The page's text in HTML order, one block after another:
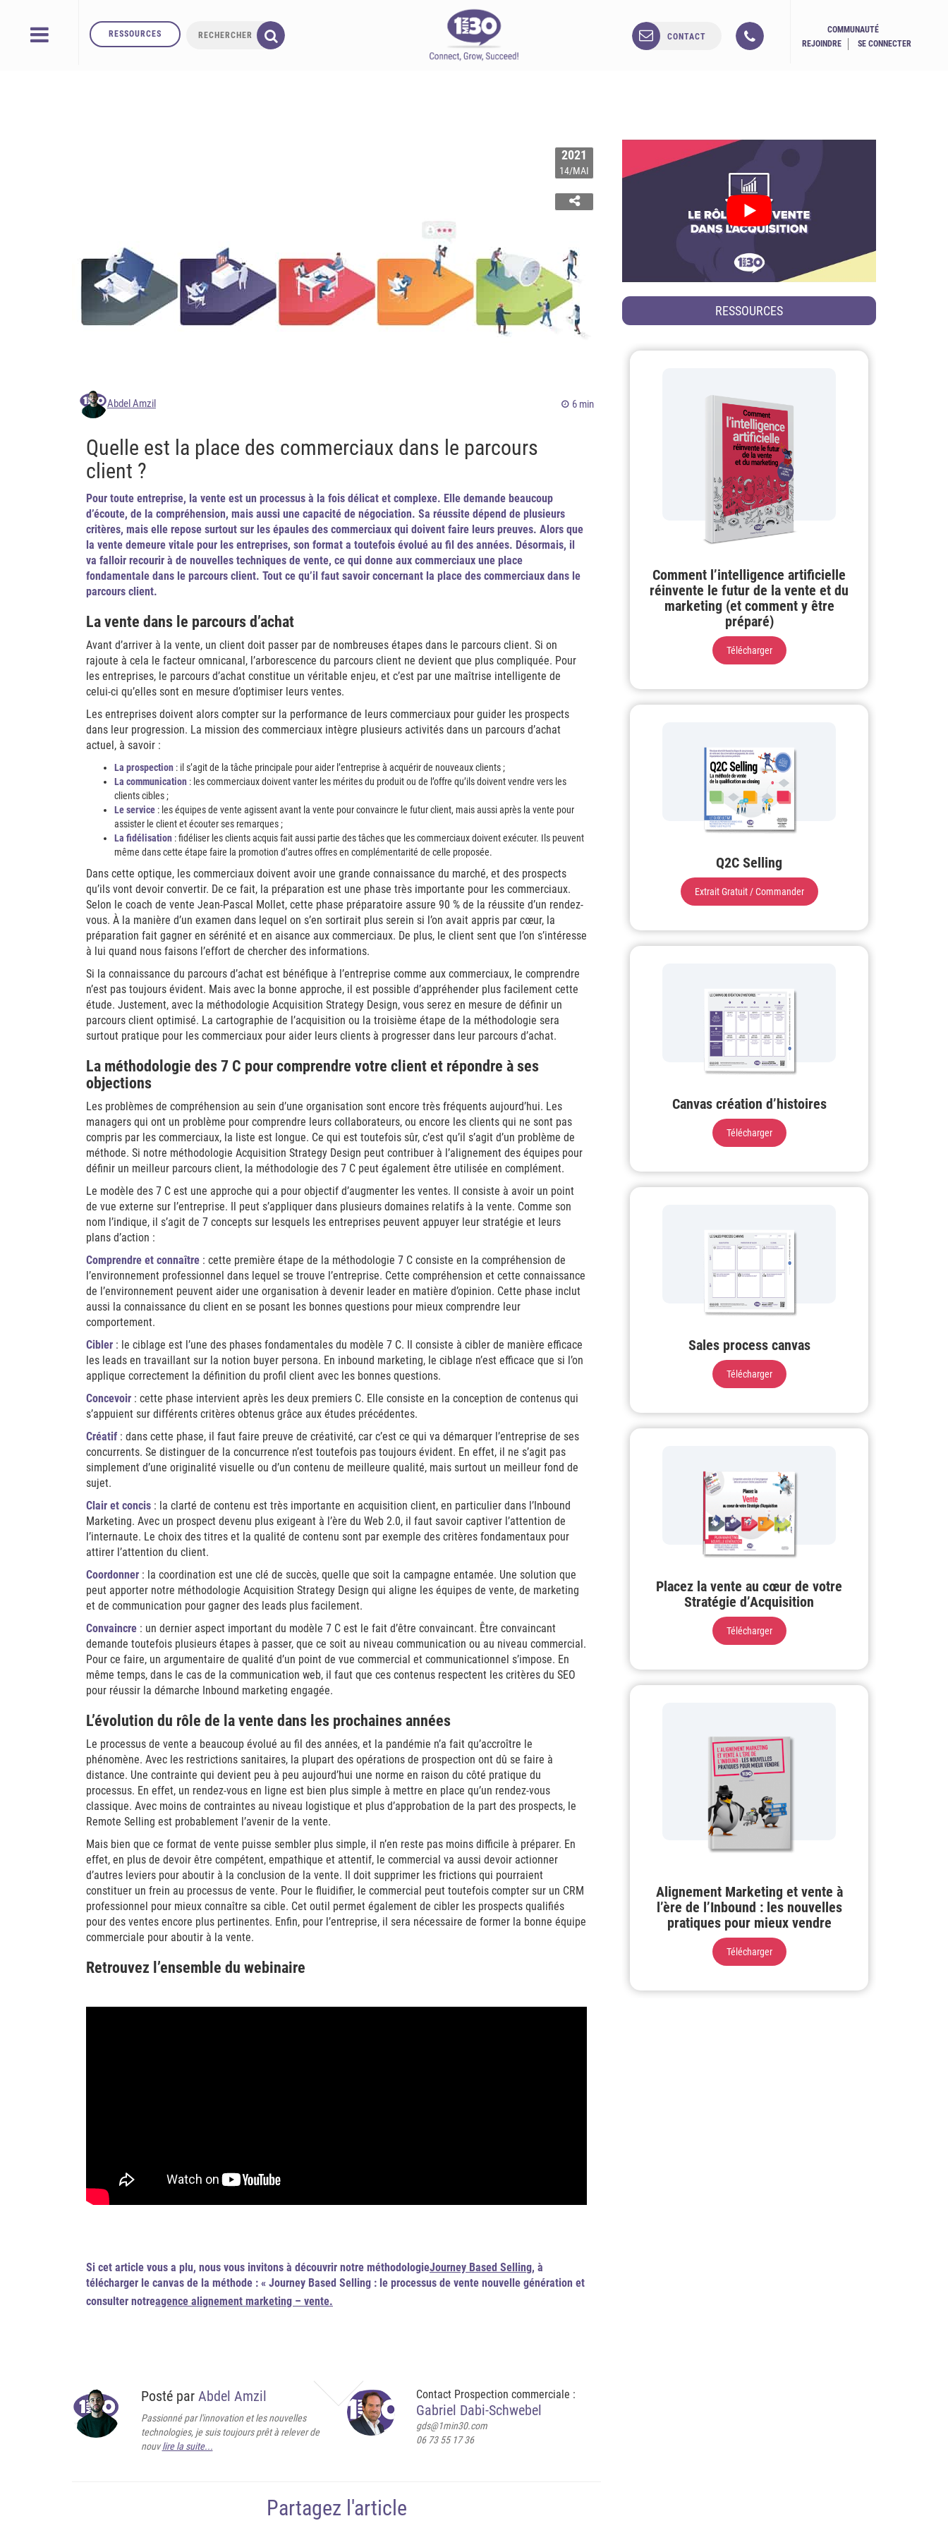
RESSOURCES CONTACT
COMMUNAUTÉ
REJOINDRE
SE CONNECTER
2021
14/MAI
Abdel Amzil 6 min
Quelle est la place des commerciaux dans le parcours
client ?
Pour toute entreprise, la vente est un processus à la fois délicat et complexe. Elle demande beaucoup
d’écoute, de la compréhension, mais aussi une capacité de négociation. Sa réussite dépend de plusieurs
critères, mais elle repose surtout sur les épaules des commerciaux qui doivent faire leurs preuves. Alors que
la vente demeure vitale pour les entreprises, son format a toutefois évolué au fil des années. Désormais, il
va falloir recourir à de nouvelles techniques de vente, ce qui donne aux commerciaux une place
fondamentale dans le parcours client. Tout ce qu’il faut savoir concernant la place des commerciaux dans le
parcours client.
La vente dans le parcours d’achat
Avant d’arriver à la vente, un client doit passer par de nombreuses étapes dans le parcours client. Si on
rajoute à cela le facteur omnicanal, l’arborescence du parcours client ne devient que plus compliquée. Pour
les entreprises, le parcours d’achat constitue un véritable enjeu, et c’est par une maîtrise intelligente de
celui-ci qu’elles sont en mesure d’optimiser leurs ventes.
Les entreprises doivent alors compter sur la performance de leurs commerciaux pour guider les prospects
dans leur progression. La mission des commerciaux intègre plusieurs activités dans un parcours d’achat
actuel, à savoir :
La prospection : il s’agit de la tâche principale pour aider l’entreprise à acquérir de nouveaux clients ;
La communication : les commerciaux doivent vanter les mérites du produit ou de l’offre qu’ils doivent vendre vers les
clients cibles ;
Le service : les équipes de vente agissent avant la vente pour convaincre le futur client, mais aussi après la vente pour
assister le client et écouter ses remarques ;
La fidélisation : fidéliser les clients acquis fait aussi partie des tâches que les commerciaux doivent exécuter. Ils peuvent
même dans cette étape faire la promotion d’autres offres en complémentarité de celle proposée.
Dans cette optique, les commerciaux doivent avoir une grande connaissance du marché, et des prospects
qu’ils vont devoir convertir. De ce fait, la préparation est une phase très importante pour les commerciaux.
Selon le coach de vente Jean-Pascal Mollet, cette phase préparatoire assure 90 % de la réussite d’un rendez-
vous. À la manière d’un examen dans lequel on s’en sortirait plus serein si l’on avait appris par cœur, la
préparation fait gagner en sérénité et en aisance aux commerciaux. De plus, le client sent que l’on s’intéresse
à lui quand nous faisons l’effort de chercher des informations.
Si la connaissance du parcours d’achat est bénéfique à l’entreprise comme aux commerciaux, le comprendre
n’est pas toujours évident. Mais avec la bonne approche, il est possible d’appréhender plus facilement cette
étude. Justement, avec la méthodologie Acquisition Strategy Design, vous serez en mesure de définir un
parcours client optimisé. La cartographie de l’acquisition ou la troisième étape de la méthodologie sera
surtout pratique pour les commerciaux pour aider leurs clients à progresser dans leur parcours d’achat.
La méthodologie des 7 C pour comprendre votre client et répondre à ses
objections
Les problèmes de compréhension au sein d’une organisation sont encore très fréquents aujourd’hui. Les
managers qui ont un problème pour comprendre leurs collaborateurs, ou encore les clients qui ne sont pas
compris par les commerciaux, la liste est longue. Ce qui est toutefois sûr, c’est qu’il s’agit d’un problème de
méthode. Si notre méthodologie Acquisition Strategy Design peut contribuer à l’alignement des équipes pour
définir un meilleur parcours client, la méthodologie des 7 C peut également être utilisée en complément.
Le modèle des 7 C est une approche qui a pour objectif d’augmenter les ventes. Il consiste à avoir un point
de vue externe sur l’entreprise. Il peut s’appliquer dans plusieurs domaines relatifs à la vente. Comme son
nom l’indique, il s’agit de 7 concepts sur lesquels les entreprises peuvent appuyer leur stratégie et leurs
plans d’action :
Comprendre et connaître : cette première étape de la méthodologie 7 C consiste en la compréhension de
l’environnement professionnel dans lequel se trouve l’entreprise. Cette compréhension et cette connaissance
de l’environnement peuvent aider une organisation à devenir leader en matière d’opinion. Cette phase inclut
aussi la connaissance du client en se posant les bonnes questions pour mieux comprendre leur
comportement.
Cibler : le ciblage est l’une des phases fondamentales du modèle 7 C. Il consiste à cibler de manière efficace
les leads en travaillant sur la notion buyer persona. En inbound marketing, le ciblage n’est efficace que si l’on
applique correctement la définition du profil client avec les bonnes questions.
Concevoir : cette phase intervient après les deux premiers C. Elle consiste en la conception de contenus qui
s’appuient sur différents critères obtenus grâce aux études précédentes.
Créatif : dans cette phase, il faut faire preuve de créativité, car c’est ce qui va démarquer l’entreprise de ses
concurrents. Se distinguer de la concurrence n’est toutefois pas toujours évident. En effet, il ne s’agit pas
simplement d’une originalité visuelle ou d’un contenu de meilleure qualité, mais surtout un meilleur fond de
sujet.
Clair et concis : la clarté de contenu est très importante en acquisition client, en particulier dans l’Inbound
Marketing. Avec un prospect devenu plus exigeant à l’ère du Web 2.0, il faut savoir captiver l’attention de
l’internaute. Le choix des titres et la qualité de contenu sont par exemple des critères fondamentaux pour
attirer l’attention du client.
Coordonner : la coordination est une clé de succès, quelle que soit la campagne entamée. Une solution que
peut apporter notre méthodologie Acquisition Strategy Design qui aligne les équipes de vente, de marketing
et de communication pour gagner des leads plus facilement.
Convaincre : un dernier aspect important du modèle 7 C est le fait d’être convaincant. Être convaincant
demande toutefois plusieurs étapes à passer, que ce soit au niveau communication ou au niveau commercial.
Pour ce faire, un argumentaire de qualité d’un point de vue commercial et communicationnel s’impose. En
même temps, dans le cas de la communication web, il faut que ces contenus respectent les critères du SEO
pour réussir la démarche Inbound marketing engagée.
L’évolution du rôle de la vente dans les prochaines années
Le processus de vente a beaucoup évolué au fil des années, et la pandémie n’a fait qu’accroître le
phénomène. Avec les restrictions sanitaires, la plupart des opérations de prospection ont dû se faire à
distance. Une contrainte qui devient peu à peu aujourd’hui une norme en raison du côté pratique du
processus. En effet, un rendez-vous en ligne est bien plus simple à mettre en place qu’un rendez-vous
classique. Avec moins de contraintes au niveau logistique et plus d’approbation de la part des prospects, le
Remote Selling est probablement l’avenir de la vente.
Mais bien que ce format de vente puisse sembler plus simple, il n’en reste pas moins difficile à préparer. En
effet, en plus de devoir être compétent, empathique et attentif, le commercial va aussi devoir actionner
d’autres leviers pour aboutir à la conclusion de la vente. Il doit supprimer les frictions qui pourraient
constituer un frein au processus de vente. Pour le fluidifier, le commercial peut toutefois compter sur un CRM
professionnel pour mieux connaître sa cible. Cet outil permet également de cibler les prospects qualifiés
pour des ventes encore plus pertinentes. Enfin, pour l’entreprise, il sera nécessaire de former la bonne équipe
commerciale pour aboutir à la vente.
Retrouvez l’ensemble du webinaire
Si cet article vous a plu, nous vous invitons à découvrir notre méthodologieJourney Based Selling, à
télécharger le canvas de la méthode : « Journey Based Selling : le processus de vente nouvelle génération et
consulter notreagence alignement marketing – vente.
Posté par Abdel Amzil
Passionné par l'innovation et les nouvelles
technologies, je suis toujours prêt à relever de
nouvlire la suite...
Contact Prospection commerciale :
Gabriel Dabi-Schwebel
gds@1min30.com
06 73 55 17 36
Partagez l'article
RESSOURCES
Comment l’intelligence artificielle
réinvente le futur de la vente et du
marketing (et comment y être
préparé)
Télécharger
Q2C Selling
Extrait Gratuit / Commander
Canvas création d’histoires
Télécharger
Sales process canvas
Télécharger
Placez la vente au cœur de votre
Stratégie d’Acquisition
Télécharger
Alignement Marketing et vente à
l’ère de l’Inbound : les nouvelles
pratiques pour mieux vendre
Télécharger